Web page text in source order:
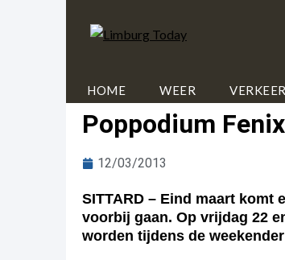
HOME WEER VERKEER
Poppodium
12/03/2013
SITTARD – Eind maart komt
voorbij gaan. Op vrijdag 22
worden tijdens de